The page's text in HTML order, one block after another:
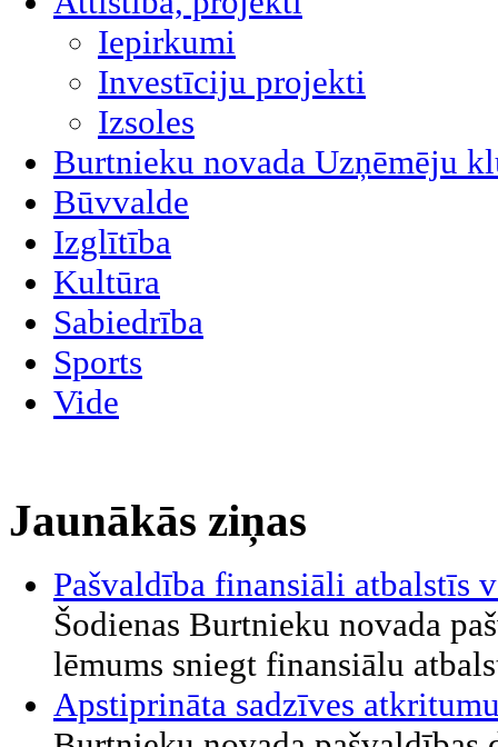
Iepirkumi
Investīciju projekti
Izsoles
Burtnieku novada Uzņēmēju
Būvvalde
Izglītība
Kultūra
Sabiedrība
Sports
Vide
Jaunākās ziņas
Pašvaldība finansiāli atbalstīs
Šodienas Burtnieku novada
lēmums sniegt finansiālu
Apstiprināta sadzīves